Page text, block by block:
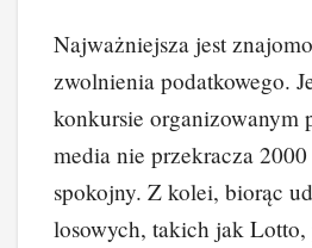
Najważniejsza jest
zwolnienia podatkowego.
konkursie organizowanym
media nie przekracza 2000
spokojny. Z kolei, biorąc
losowych, takich jak Lotto,